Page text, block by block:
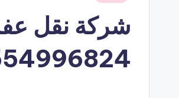
شركة نقل
0554996824 تقديم خدمات